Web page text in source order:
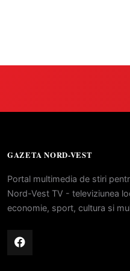
GAZETA NORD-VEST
Portal multimedia de stiri
Nord-Vest TV - televiziunea
economie, sport, cultura si